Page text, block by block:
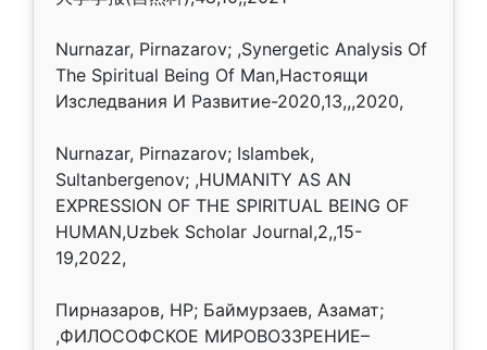
Nurnazar, Pirnazarov; ,Synergetic Analysis Of
The Spiritual Being Of Man,Настоящи
Изследвания И Развитие-2020,13,,,2020,
Nurnazar, Pirnazarov; Islambek,
Sultanbergenov; ,HUMANITY AS AN
EXPRESSION OF THE SPIRITUAL BEING OF
HUMAN,Uzbek Scholar Journal,2,,15-
19,2022,
Пирназаров, НР; Баймурзаев, Азамат;
,ФИЛОСОФСКОЕ МИРОВОЗЗРЕНИЕ–